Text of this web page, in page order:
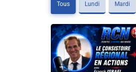
Evènements
Météo Nice
Tous Lundi Mardi